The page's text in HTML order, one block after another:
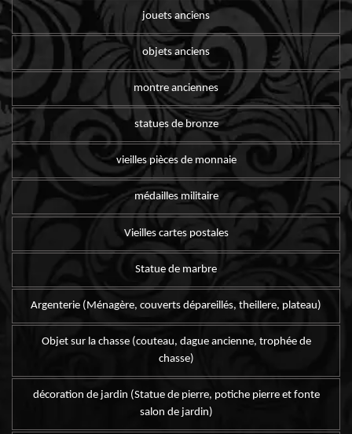
jouets anciens
objets anciens
montre anciennes
statues de bronze
vieilles pièces de monnaie
médailles militaire
Vieilles cartes postales
Statue de marbre
Argenterie (Ménagère, couverts dépareillés, theillere, plateau)
Objet sur la chasse (couteau, dague ancienne, trophée de
chasse)
décoration de jardin (Statue de pierre, potiche pierre et fonte
salon de jardin)